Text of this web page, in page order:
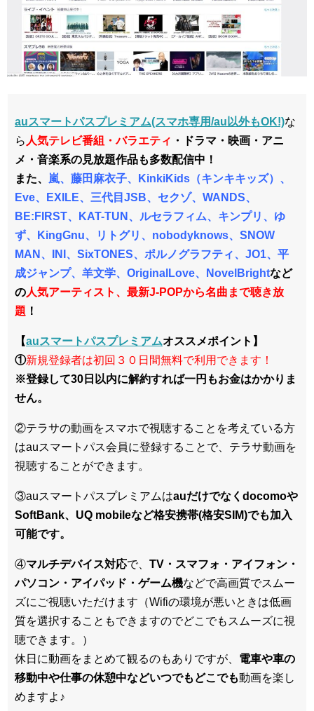
auスマートパスプレミアム(スマホ専用/au以外もOK!)な
ら 人気テレビ番組・バラエティ ・ドラマ・映画・アニ
メ・音楽系の見放題作品も多数配信中！
また、
嵐、藤田麻衣子、KinkiKids（キンキキッズ）、
Eve、EXILE、三代目JSB、 セクゾ、WANDS、
BE:FIRST、KAT-TUN、ルセラフィム、キンプリ、ゆ
ず、KingGnu、リトグリ、nobodyknows、SNOW
MAN、INI、SixTONES、ポルノグラフティ、JO1、平
成ジャンプ、羊文学、OriginalLove、NovelBrightなど
の人気アーティスト、最新J-POPから名曲まで聴き放
題 ！
【auスマートパスプレミアムオススメポイント】
①新規登録者は初回３０日間無料で利用できます！
※登録して30日以内に解約すれば一円もお金はかかりま
せん。
②テラサの動画をスマホで視聴することを考えている方
はauスマートパス会員に登録することで、テラサ動画を
視聴することができます。
③auスマートパスプレミアムはauだけでなくdocomoや
SoftBank、UQ mobileなど格安携帯(格安SIM)でも加入
可能です。
④マルチデバイス対応で、 TV・スマフォ・アイフォン・
パソコン・アイパッド・ゲーム機などで高画質でスムー
ズにご視聴いただけます（Wifiの環境が悪いときは低画
質を選択することもできますのでどこでもスムーズに視
聴できます。）
休日に動画をまとめて観るのもありですが、 電車や車の
移動中や仕事の休憩中などいつでもどこでも動画を楽し
めますよ♪